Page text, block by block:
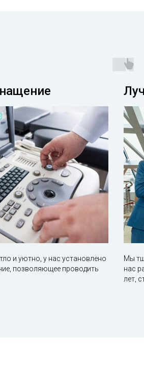
и уютно, у нас установлено
позволяющее проводить
Мы
нас
лет,